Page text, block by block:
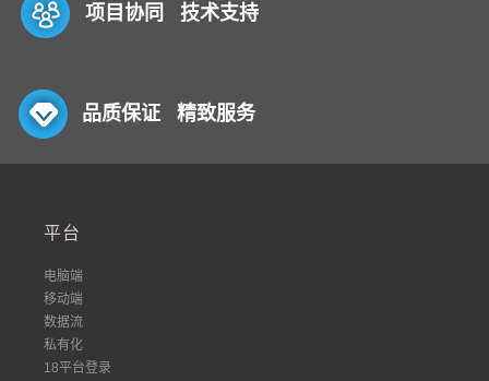
项目协同 技术支持
品质保证 精致服务
平台
电脑端
移动端
数据流
私有化
18平台登录